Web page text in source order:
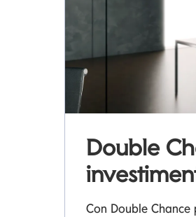
Double
Con Double